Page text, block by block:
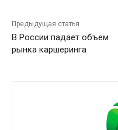
Предыдущая статья
В России падает объем
рынка каршеринга